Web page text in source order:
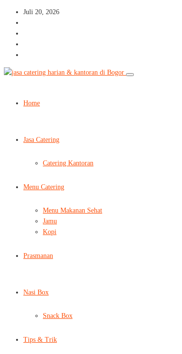
Juli 20, 2026
Home
Jasa Catering
Catering Kantoran
Menu Catering
Menu Makanan Sehat
Jamu
Kopi
Prasmanan
Nasi Box
Snack Box
Tips & Trik